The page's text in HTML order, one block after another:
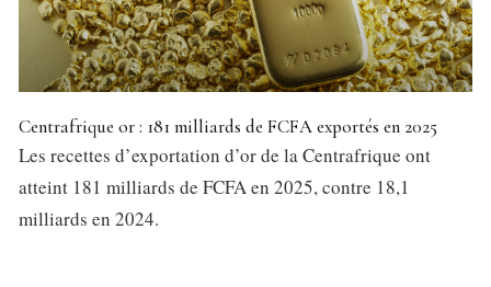
Centrafrique or : 181 milliards de FCFA exportés en 2025
Les recettes d’exportation d’or de la Centrafrique ont
atteint 181 milliards de FCFA en 2025, contre 18,1
milliards en 2024.